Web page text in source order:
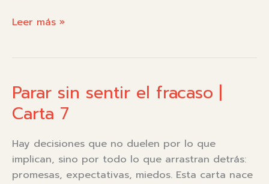
Pequeño
Leer más »
Parar sin sentir el fracaso |
Carta 7
Hay decisiones que no duelen por lo que
implican, sino por todo lo que arrastran detrás:
promesas, expectativas, miedos. Esta carta nace